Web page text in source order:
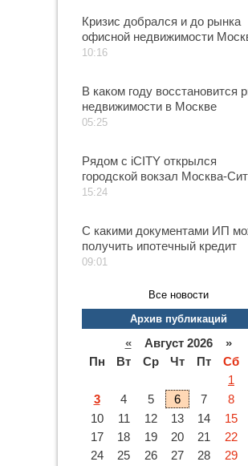
Кризис добрался и до рынка
офисной недвижимости
10:16
В каком году восстановится
недвижимости в Москве
05:25
Рядом с iCITY открылся
городской вокзал Москва-
15:24
С какими документами ИП
получить ипотечный кредит
09:01
Все новости
Архив публикаций
«Август 2026 »
Пн
Вт Ср Чт Пт Сб
1
3
4 5 6 7 8
10
11 12 13 14 15
17
18 19 20 21 22
24
25 26 27 28 29